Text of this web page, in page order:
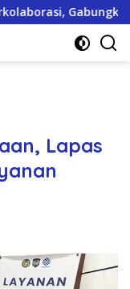
Hiburan,
Lapas